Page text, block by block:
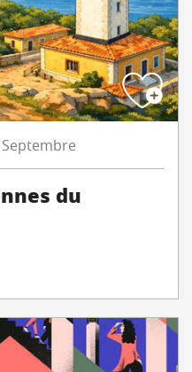
Septembre
du